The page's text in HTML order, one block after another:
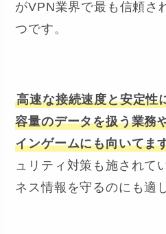
がVPN業界で最も信頼さ
つです。
高速な接続速度と安定性
容量のデータを扱う業務
インゲームにも向いてま
ュリティ対策も施されて
ネス情報を守るのにも適